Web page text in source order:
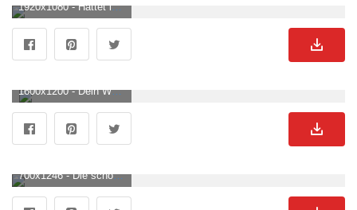
1920x1080 - Hättet ihr's gewusst? 10 Fakten zu Disneys König der Löwen. Löwen Hintergrundbild für ComputerHD 1080p .
1600x1200 - Dein Wochenhoroskop für Löwe. Löwen Hintergrundbild.
700x1246 - Die schönsten Disney Hintergrundbilder für Handy und PC. Löwen Bild.